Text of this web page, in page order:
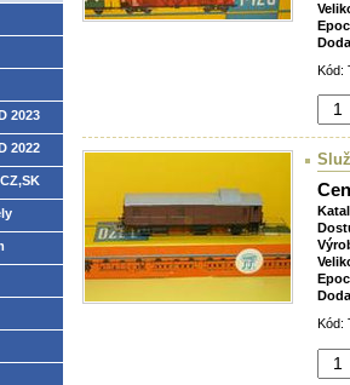
Kód:
Kód:
2023
2022